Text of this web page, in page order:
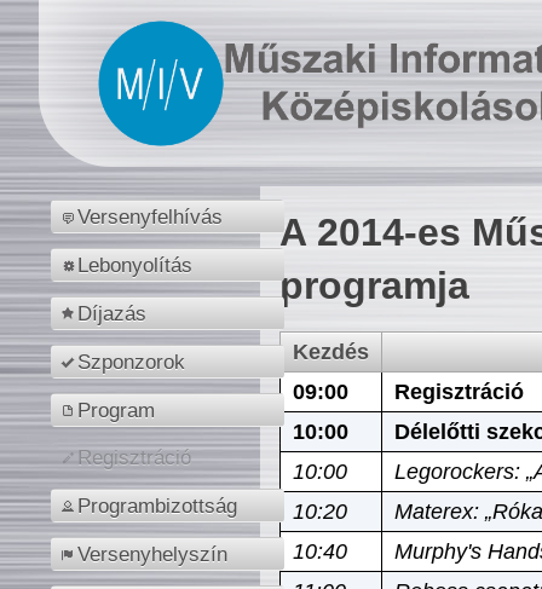
Versenyfelhívás
Lebonyolítás
Díjazás
Szponzorok
Program
Regisztráció
Programbizottság
Versenyhelyszín
A 2014-es
programja
Kezdés
09:00
Regisztráció
10:00
Délelőtti
10:00
Legorockers:
10:20
Materex:
10:40
Murphy's